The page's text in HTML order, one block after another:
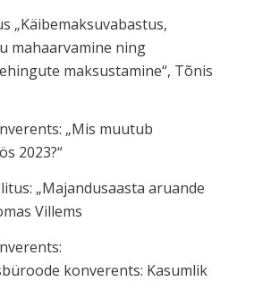
„Käibemaksuvabastus,
mahaarvamine ning
maksustamine“, Tõnis
„Mis muutub
2023?“
„Majandusaasta aruande
Villems
konverents: Kasumlik